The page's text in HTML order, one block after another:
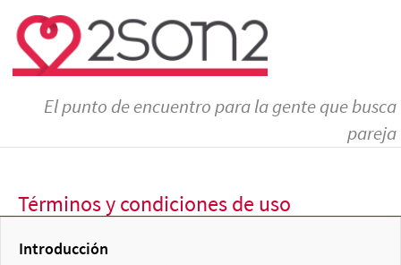
El punto de encuentro para la gente que busca
pareja
Términos y condiciones de uso
Introducción